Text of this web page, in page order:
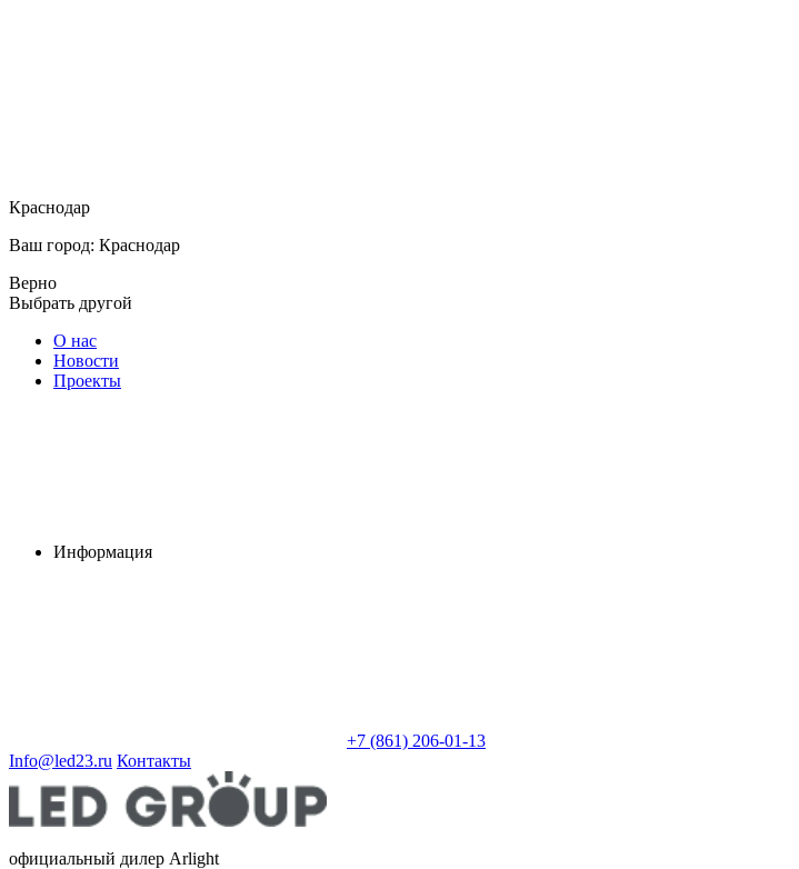
Краснодар
Ваш город: Краснодар
Верно
Выбрать другой
О нас
Новости
Проекты
Информация
+7 (861) 206-01-13
Info@led23.ru Контакты
официальный дилер Arlight